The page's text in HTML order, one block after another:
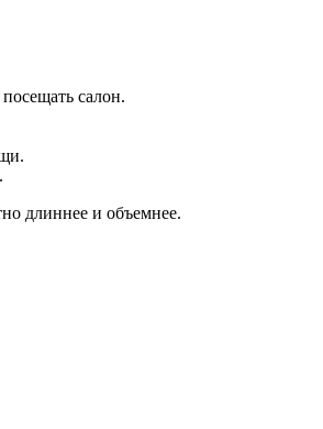
салон.
длиннее и объемнее.